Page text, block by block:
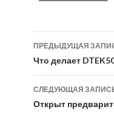
по
записям
ПРЕДЫДУЩАЯ
Что делает
СЛЕДУЮЩАЯ
Открыт